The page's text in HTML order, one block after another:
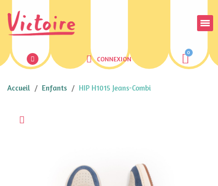
CONNEXION
Accueil Enfants HIP H1015 Jeans-Combi